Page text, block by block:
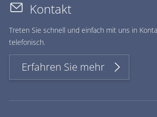
Kontakt
Treten Sie schnell und einfach mit uns in
telefonisch.
Erfahren Sie mehr